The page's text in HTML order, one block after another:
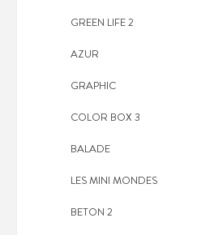
GREEN LIFE 2
AZUR
GRAPHIC
COLOR BOX 3
BALADE
LES MINI MONDES
BETON 2